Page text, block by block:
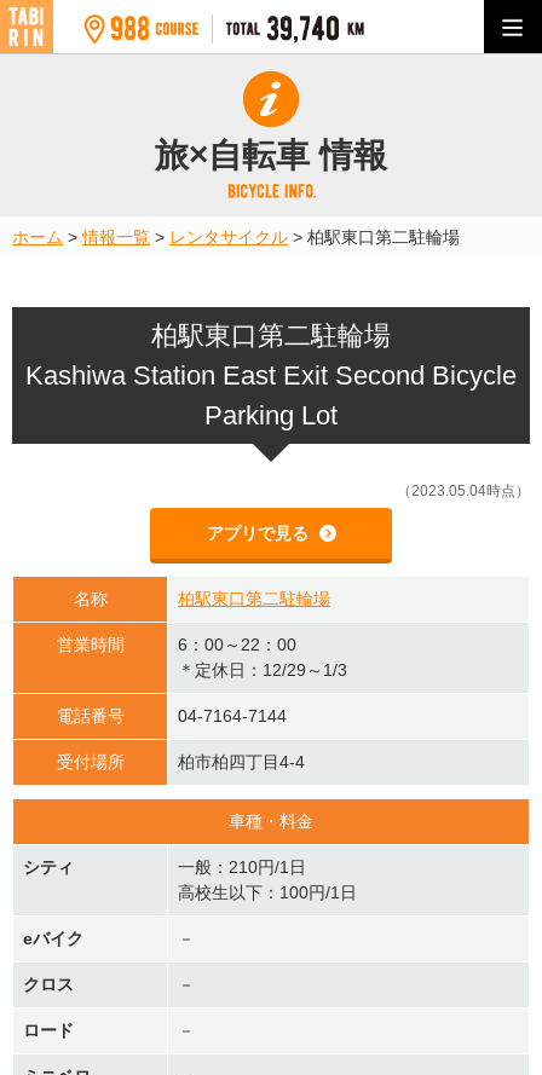
旅×自転車 情報
ホーム >情報一覧 > レンタサイクル > 柏駅東口第二駐輪場
柏駅東口第二駐輪場
Kashiwa Station East Exit Second Bicycle
Parking Lot
（2023.05.04時点）
アプリで見る
名称 柏駅東口第二駐輪場
営業時間
6：00～22：00
＊定休日：12/29～1/3
電話番号 04-7164-7144
受付場所 柏市柏四丁目4-4
車種・料金
シティ
一般：210円/1日
高校生以下：100円/1日
eバイク －
クロス －
ロード －